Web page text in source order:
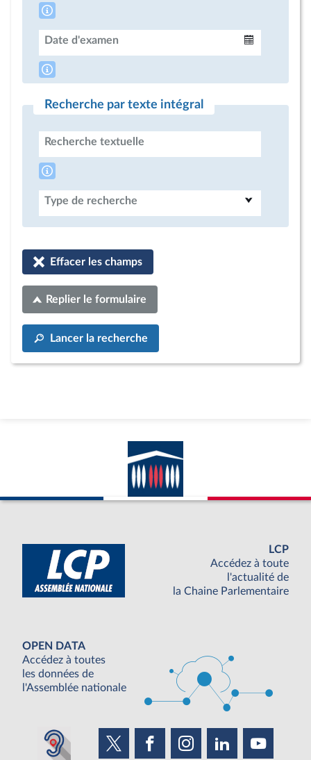
Date d'examen
Recherche par texte intégral
Recherche textuelle
Type de recherche
Effacer les champs
Replier le formulaire
Lancer la recherche
LCP
Accédez à toute
l'actualité de
la Chaine Parlementaire
OPEN DATA
Accédez à toutes
les données de
l'Assemblée nationale